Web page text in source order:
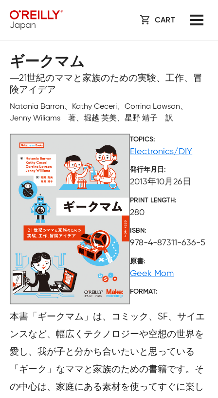
CART
ギークマム
―21世紀のママと家族のための実験、工作、冒
険アイデア
Natania Barron、Kathy Ceceri、Corrina Lawson、
Jenny Wiliams 著、堀越 英美、星野 靖子 訳
TOPICS
Electronics/DIY
発行年月日
2013年10月26日
PRINT LENGTH
280
ISBN
978-4-87311-636-5
原書
Geek Mom
FORMAT
本書「ギークマム」は、コミック、SF、サイエ
ンスなど、幅広くテクノロジーや空想の世界を
愛し、我が子と分かち合いたいと思っている
「ギーク」なママと家族のための書籍です。そ
の中心は、家庭にある素材を使ってすぐに楽し